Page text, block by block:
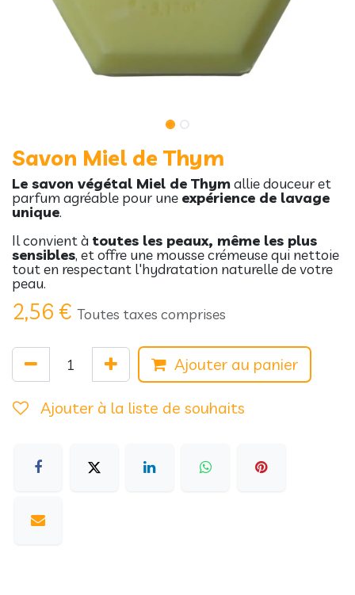
Savon Miel de Thym
Le savon végétal Miel de Thymallie douceur et
parfum agréable pour une expérience de lavage
unique.
Il convient à toutes les peaux, même les plus
sensibles, et offre une mousse crémeuse qui nettoie
tout en respectant l'hydratation naturelle de votre
peau.
2,56 € Toutes taxes comprises
Ajouter au panier
Ajouter à la liste de souhaits